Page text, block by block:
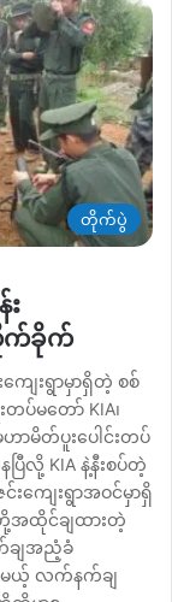
တိုက်ပွဲ
က်ခိုက်
ေးရွာမှာရှိတဲ့ စစ်
ပ်မတော် KIA၊
ာမိတ်ပူးပေါင်းတပ်
ြီလို့ KIA နဲ့နီးစပ်တဲ့
ျေးရွာအဝင်မှာရှိ
တို့အထိုင်ချထားတဲ့
ချအညံ့ခံ
မယ့် လက်နက်ချ